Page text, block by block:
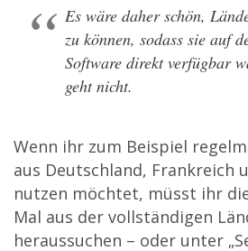
Es wäre daher schön,
zu können, sodass sie auf
Software direkt verfügbar
geht nicht.
Wenn ihr zum Beispiel
aus Deutschland, Frankreich
nutzen möchtet, müsst ihr
Mal aus der vollständigen
heraussuchen – oder unter